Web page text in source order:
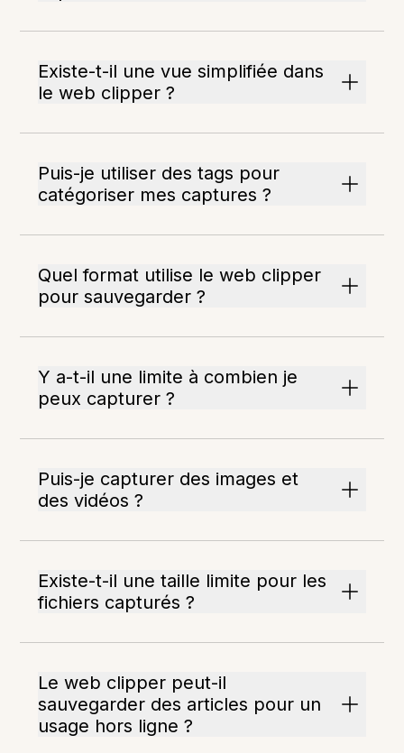
Existe-t-il une vue simplifiée dans
le web clipper ?
Puis-je utiliser des tags pour
catégoriser mes captures ?
Quel format utilise le web clipper
pour sauvegarder ?
Y a-t-il une limite à combien je
peux capturer ?
Puis-je capturer des images et
des vidéos ?
Existe-t-il une taille limite pour les
fichiers capturés ?
Le web clipper peut-il
sauvegarder des articles pour un
usage hors ligne ?